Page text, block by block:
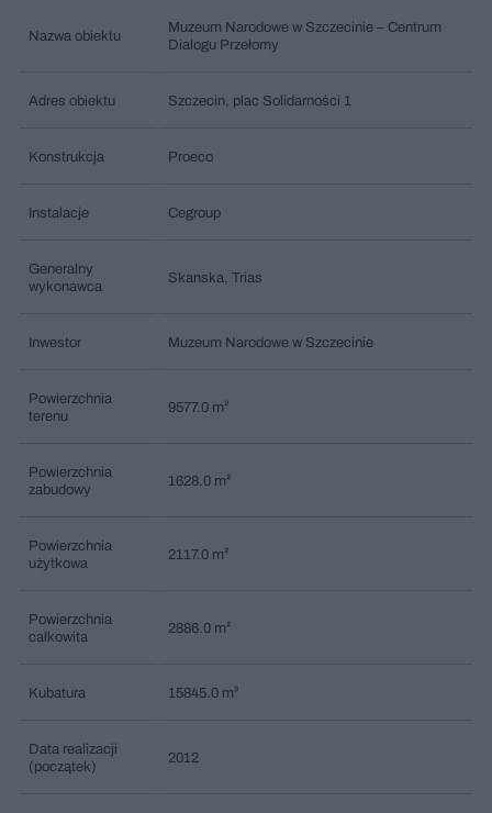
Nazwa obiektu
Muzeum Narodowe w Szczecinie – Centrum
Dialogu Przełomy
Adres obiektu Szczecin, plac Solidarności 1
Konstrukcja Proeco
Instalacje Cegroup
Generalny
wykonawca
Skanska, Trias
Inwestor Muzeum Narodowe w Szczecinie
Powierzchnia
terenu
9577.0 m²
Powierzchnia
zabudowy
1628.0 m²
Powierzchnia
użytkowa
2117.0 m²
Powierzchnia
całkowita
2886.0 m²
Kubatura 15845.0 m³
Data realizacji
(początek)
2012